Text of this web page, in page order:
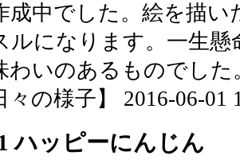
成中でした。絵を描
ルになります。一生
わいのあるものでした
々の様子】 2016-06-01
ハッピーにんじん